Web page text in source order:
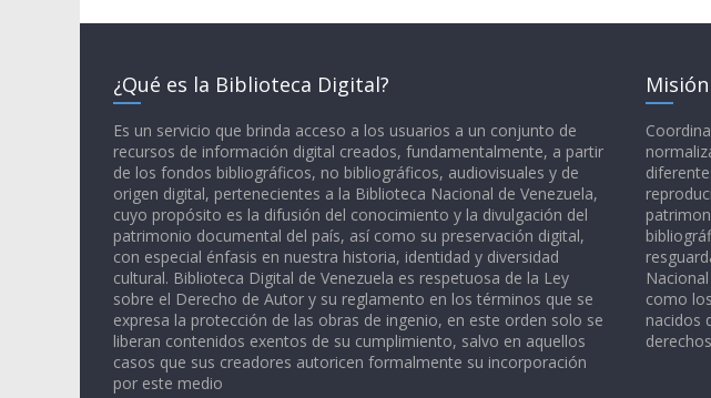
¿Qué es la Biblioteca Digital?
Es un servicio que brinda acceso a los usuarios a un conjunto de
recursos de información digital creados, fundamentalmente, a partir
de los fondos bibliográficos, no bibliográficos, audiovisuales y de
origen digital, pertenecientes a la Biblioteca Nacional de Venezuela,
cuyo propósito es la difusión del conocimiento y la divulgación del
patrimonio documental del país, así como su preservación digital,
con especial énfasis en nuestra historia, identidad y diversidad
cultural. Biblioteca Digital de Venezuela es respetuosa de la Ley
sobre el Derecho de Autor y su reglamento en los términos que se
expresa la protección de las obras de ingenio, en este orden solo se
liberan contenidos exentos de su cumplimiento, salvo en aquellos
casos que sus creadores autoricen formalmente su incorporación
por este medio
Misión
como
nacidos